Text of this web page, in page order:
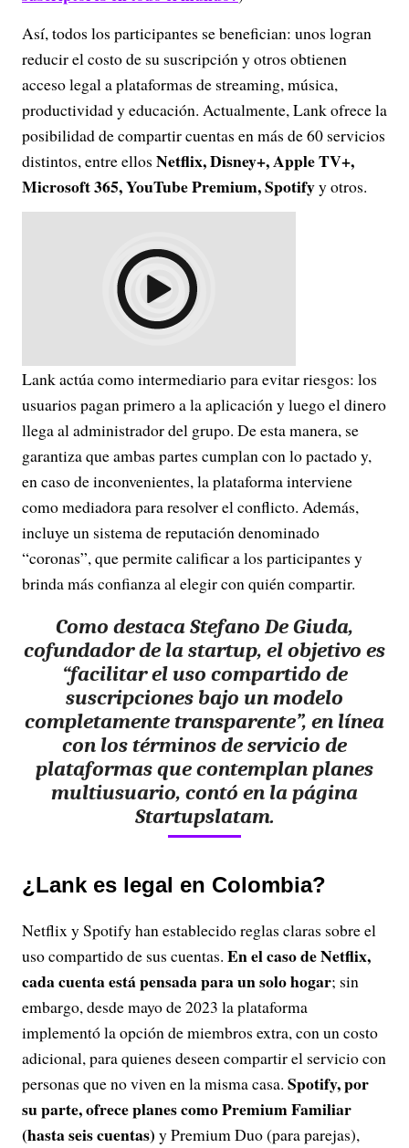
Así, todos los participantes se benefician: unos logran
reducir el costo de su suscripción y otros obtienen
acceso legal a plataformas de streaming, música,
productividad y educación. Actualmente, Lank ofrece la
posibilidad de compartir cuentas en más de 60 servicios
distintos, entre ellos Netflix, Disney+, Apple TV+,
Microsoft 365, YouTube Premium, Spotifyy otros.
Lank actúa como intermediario para evitar riesgos: los
usuarios pagan primero a la aplicación y luego el dinero
llega al administrador del grupo. De esta manera, se
garantiza que ambas partes cumplan con lo pactado y,
en caso de inconvenientes, la plataforma interviene
como mediadora para resolver el conflicto. Además,
incluye un sistema de reputación denominado
“coronas”, que permite calificar a los participantes y
brinda más confianza al elegir con quién compartir.
Como destaca Stefano De Giuda,
cofundador de la startup, el objetivo es
“facilitar el uso compartido de
suscripciones bajo un modelo
completamente transparente”, en línea
con los términos de servicio de
plataformas que contemplan planes
multiusuario, contó en la página
Startupslatam.
¿Lank es legal en Colombia?
Netflix y Spotify han establecido reglas claras sobre el
uso compartido de sus cuentas. En el caso de Netflix,
cada cuenta está pensada para un solo hogar; sin
embargo, desde mayo de 2023 la plataforma
implementó la opción de miembros extra, con un costo
adicional, para quienes deseen compartir el servicio con
personas que no viven en la misma casa. Spotify, por
su parte, ofrece planes como Premium Familiar
(hasta seis cuentas) y Premium Duo (para parejas),